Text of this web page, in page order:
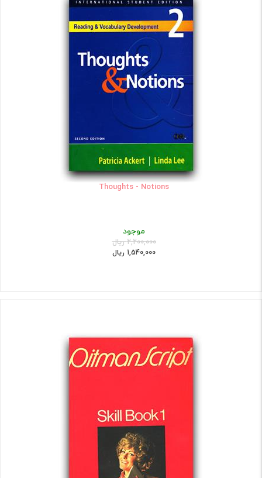
Thoughts - Notions
موجود
2,200,000 ریال
1,540,000 ریال